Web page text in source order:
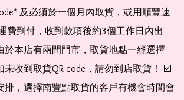
及必須於一個月內取貨，或用順豐速
費到付，收到款項後約3個工作日內出
於本店有兩間門市，取貨地點一經選擇
未收到取貨QR code，請勿到店取貨！ ☑️
排，選擇南豐點取貨的客戶有機會時間會